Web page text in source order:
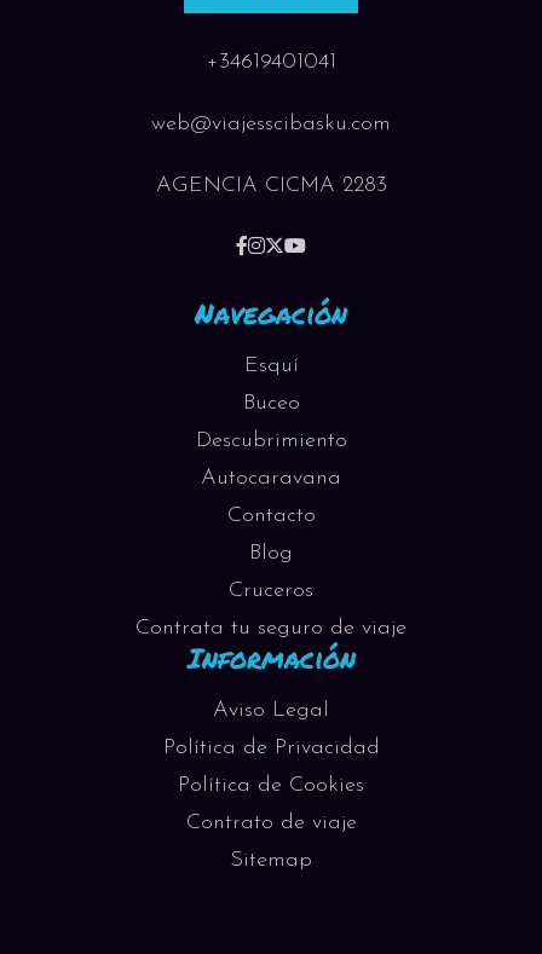
+34619401041
web@viajesscibasku.com
AGENCIA CICMA 2283
Navegación
Esquí
Buceo
Descubrimiento
Autocaravana
Contacto
Blog
Cruceros
Contrata tu seguro de viaje
Información
Aviso Legal
Política de Privacidad
Política de Cookies
Contrato de viaje
Sitemap